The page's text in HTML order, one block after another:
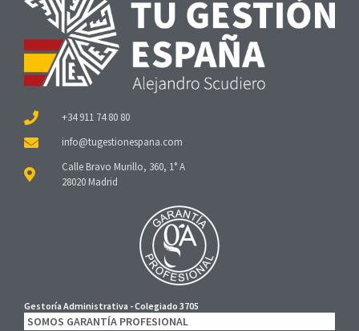
+34 911 74 80 80
Calle Bravo Murillo, 360, 1° A
28020 Madrid
Gestoría Administrativa - Colegiado 3705
SOMOS GARANTÍA PROFESIONAL